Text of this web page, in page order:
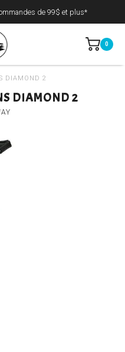
de 99$ et plus*
0
DIAMOND 2
DIAMOND 2